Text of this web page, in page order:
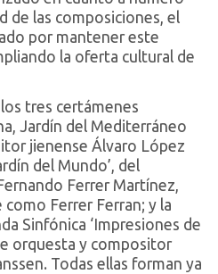
de las composiciones, el
por mantener este
la oferta cultural de
tres certámenes
Jardín del Mediterráneo
jienense Álvaro López
del Mundo’, del
Ferrer Martínez,
Ferrer Ferran; y la
Sinfónica ‘Impresiones de
orquesta y compositor
Todas ellas forman ya